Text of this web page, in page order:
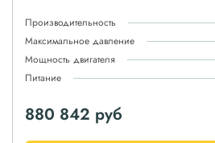
Производительность
Максимальное давление
Мощность двигателя
Питание
880 842 руб